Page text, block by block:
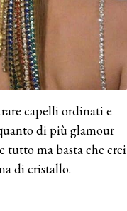
capelli ordinati e
di più glamour
tutto ma basta che crei
di cristallo.